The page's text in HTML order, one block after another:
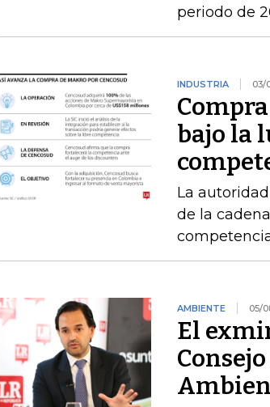
periodo de
INDUSTRIA 03/
bajo la
La
de la
AMBIENTE 05/
El